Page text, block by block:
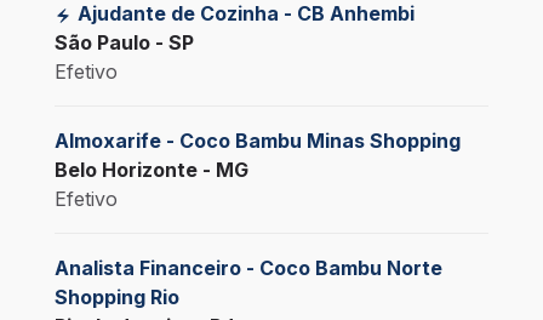
Ajudante de Cozinha - CB Anhembi
São Paulo - SP
Efetivo
Almoxarife - Coco Bambu Minas Shopping
Belo Horizonte - MG
Efetivo
Analista Financeiro - Coco Bambu Norte
Shopping Rio